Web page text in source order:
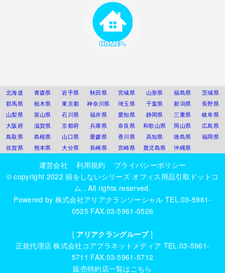
北海道 青森県 岩手県 秋田県 宮城県 山形県 福島県
茨城県
群馬県
栃木県 東京都 神奈川県 埼玉県 千葉県 新潟県
長野県
山梨県
富山県 石川県 福井県 愛知県 静岡県 三重県
岐阜県
大阪府
滋賀県 京都府 兵庫県 奈良県 和歌山県 岡山県
広島県
鳥取県
島根県 山口県 愛媛県 香川県 高知県 徳島県
福岡県
佐賀県
熊本県 大分県 長崎県 宮崎県 鹿児島県 沖縄県
運営会社 利用規約
プライバシーポリシー
© copyright 2022損をしないシリーズ オフィス用品引取ドットコ
ム . All rights reserved.
Powered by 株式会社アリアクランソーシャル TEL.03-5961-
0525 FAX.03-5961-0526
[ アリアクラングループ]
正規代理店株式会社コアプラネットメディア TEL.03-5961-
5711 FAX.03-5961-5712
販売特約店一覧はこちら